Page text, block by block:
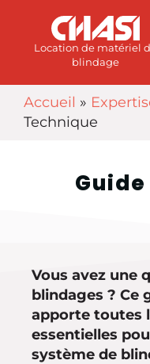
Location de matériel
blindage
Accueil »
Technique
Vous avez une
blindages ? Ce
apporte toutes
essentielles
système de